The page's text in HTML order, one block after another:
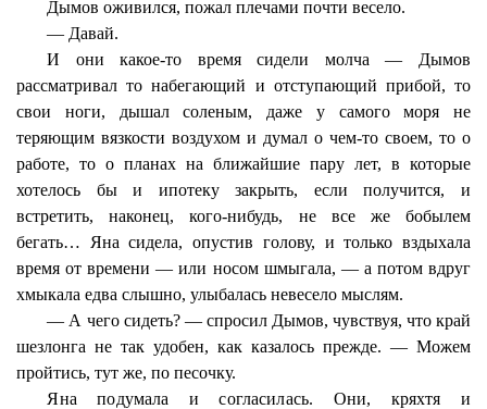
Дымов оживился, пожал плечами почти весело.
— Давай.
И они какое-то время сидели молча — Дымов
рассматривал то набегающий и отступающий прибой, то
свои ноги, дышал соленым, даже у самого моря не
теряющим вязкости воздухом и думал о чем-то своем, то о
работе, то о планах на ближайшие пару лет, в которые
хотелось бы и ипотеку закрыть, если получится, и
встретить, наконец, кого-нибудь, не все же бобылем
бегать… Яна сидела, опустив голову, и только вздыхала
время от времени — или носом шмыгала, — а потом вдруг
хмыкала едва слышно, улыбалась невесело мыслям.
— А чего сидеть? — спросил Дымов, чувствуя, что край
шезлонга не так удобен, как казалось прежде. — Можем
пройтись, тут же, по песочку.
Яна подумала и согласилась. Они, кряхтя и